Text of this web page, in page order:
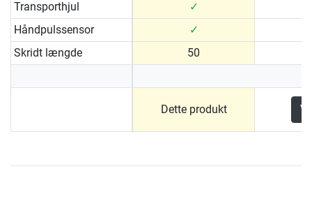
Transporthjul ✓
Håndpulssensor
✓
Skridt længde
50
Dette produkt